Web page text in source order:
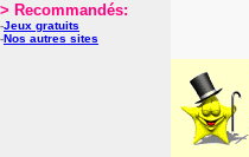
> Recommandés:
-Jeux gratuits
-Nos autres sites